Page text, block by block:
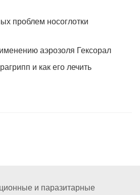
проблем носоглотки
аэрозоля Гексорал
и как его лечить
и паразитарные